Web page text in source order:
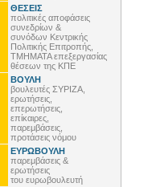
ΘΕΣΕΙΣ
πολιτικές αποφάσεις
συνεδρίων &
συνόδων Κεντρικής
Πολιτικής Επιτροπής,
ΤΜΗΜΑΤΑ επεξεργασίας
θέσεων της ΚΠΕ
ΒΟΥΛΗ
βουλευτές ΣΥΡΙΖΑ,
ερωτήσεις,
επερωτήσεις,
επίκαιρες,
παρεμβάσεις,
προτάσεις νόμου
ΕΥΡΩΒΟΥΛΗ
παρεμβάσεις &
ερωτήσεις
του ευρωβουλευτή